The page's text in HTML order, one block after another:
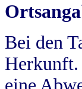
Bei den
Herkunft.